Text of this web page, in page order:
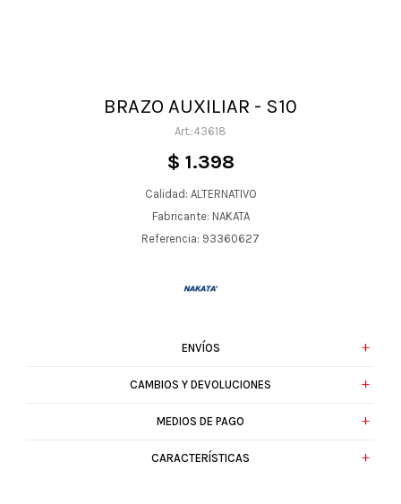
BRAZO AUXILIAR - S10
43618
$ 1.398
Calidad: ALTERNATIVO
Fabricante: NAKATA
Referencia: 93360627
ENVÍOS
CAMBIOS Y DEVOLUCIONES
MEDIOS DE PAGO
CARACTERÍSTICAS